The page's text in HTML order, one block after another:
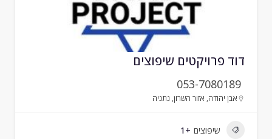
פרויקטים שיפוצים
053-7080189
אבן יהודה,אזור השרון,נתניה
שיפוצים +1